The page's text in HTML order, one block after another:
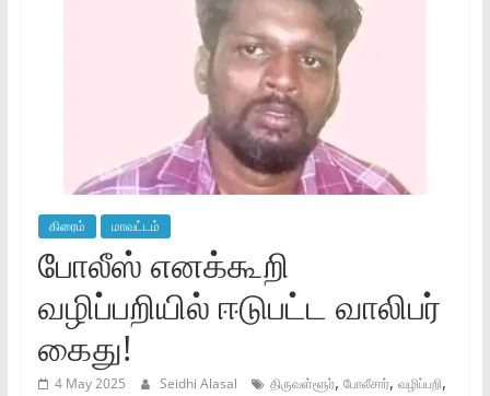
கிரைம் மாவட்டம்
போலீஸ் எனக்கூறி
வழிப்பறியில் ஈடுபட்ட வாலிபர்
கைது!
4 May 2025 Seidhi Alasal திருவள்ளூர், போலீசார், வழிப்பறி,